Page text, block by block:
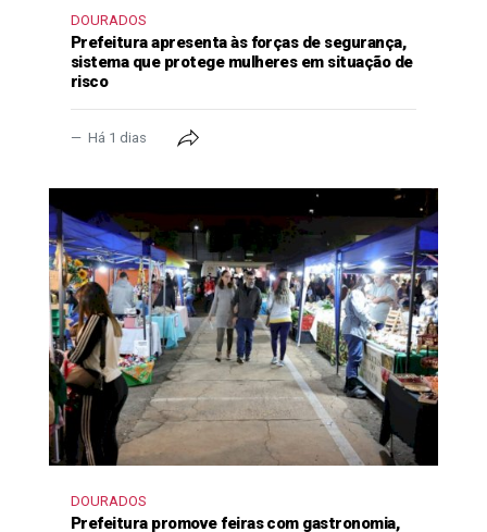
DOURADOS
Prefeitura apresenta às forças de segurança,
sistema que protege mulheres em situação de
risco
Há 1 dias
DOURADOS
Prefeitura promove feiras com gastronomia,